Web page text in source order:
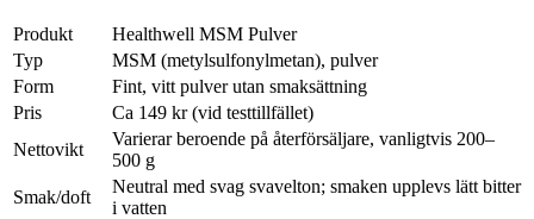
Produkt
Healthwell MSM Pulver
Typ
MSM (metylsulfonylmetan), pulver
Form
Fint, vitt pulver utan smaksättning
Pris
Ca 149 kr (vid testtillfället)
Nettovikt
Varierar beroende på återförsäljare, vanligtvis 200–
500 g
Smak/doft
Neutral med svag svavelton; smaken upplevs lätt bitter
i vatten